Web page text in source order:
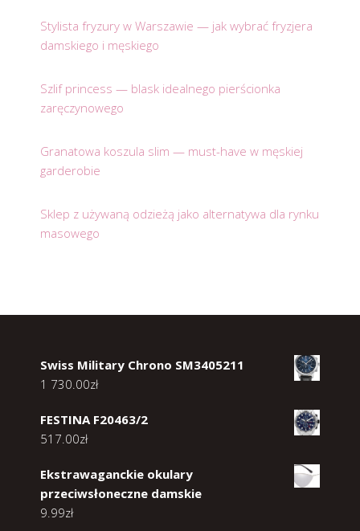
Stylista fryzury w Warszawie — jak wybrać fryzjera
damskiego i męskiego
Szlif princess — blask idealnego pierścionka
zaręczynowego
Granatowa koszula slim — must-have w męskiej
garderobie
Sklep z używaną odzieżą jako alternatywa dla rynku
masowego
Swiss Military Chrono SM3405211
1 730.00zł
FESTINA F20463/2
517.00zł
Ekstrawaganckie okulary
przeciwsłoneczne damskie
9.99zł